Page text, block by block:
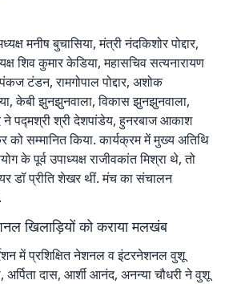
मनीष बुचासिया, मंत्री नंदकिशोर पोद्दार,
शिव कुमार केडिया, महासचिव सत्यनारायण
पंकज टंडन, रामगोपाल पोद्दार, अशोक
केबी झुनझुनवाला, विकास झुनझुनवाला,
पद्मश्री श्री देशपांडेय, हुनरबाज आकाश
को सम्मानित किया. कार्यक्रम में मुख्य अतिथि
के पूर्व उपाध्यक्ष राजीवकांत मिश्रा थे, तो
डॉ प्रीति शेखर थीं. मंच का संचालन
खिलाड़ियों को कराया मलखंब
में प्रशिक्षित नेशनल व इंटरनेशनल वुशू
अर्पिता दास, आर्शी आनंद, अनन्या चौधरी ने वुशू